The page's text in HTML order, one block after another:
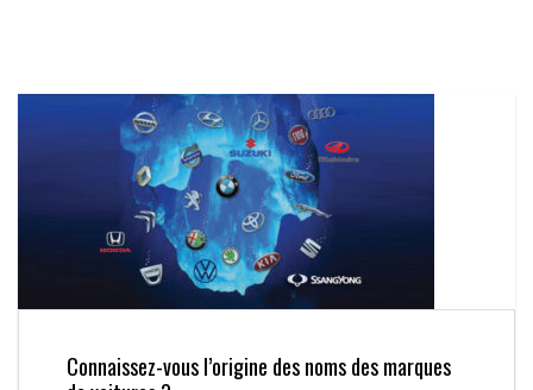
Connaissez-vous l’origine des noms des marques